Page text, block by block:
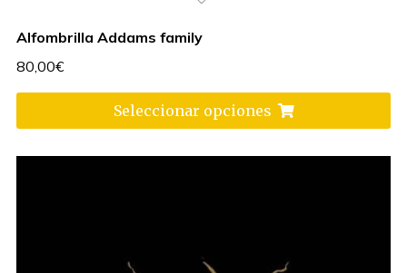
Alfombrilla Addams family
80,00€
Seleccionar opciones